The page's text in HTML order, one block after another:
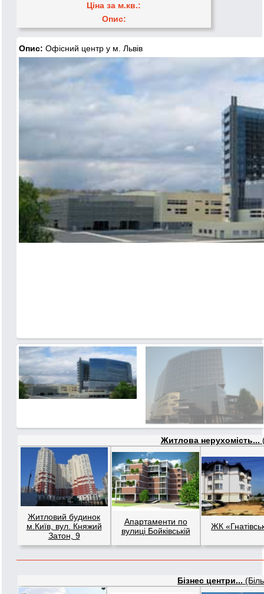
Ціна за м.кв.:
Опис:
Опис: Офісний центр у м. Львів
Житлова нерухомість...
Житловий будинок
м.Київ, вул. Княжий
Затон, 9
Апартаменти по
вулиці Бойківській
ЖК
Бізнес центри...